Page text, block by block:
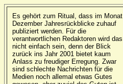
Es gehört zum Ritual, dass im Monat
Dezember Jahresrückblicke zuhauf
publiziert werden. Für die
verantwortlichen Redaktoren wird das
nicht einfach sein, denn der Blick
zurück ins Jahr 2001 bietet kaum
Anlass zu freudiger Erregung. Zwar
sind schlechte Nachrichten für die
Medien noch allemal etwas Gutes